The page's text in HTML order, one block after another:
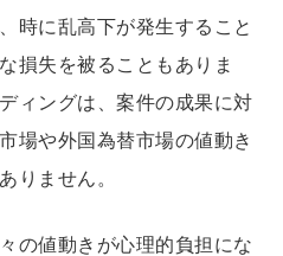
時に乱高下が発生すること
損失を被ることもありま
ィングは、案件の成果に対
場や外国為替市場の値動き
りません。
の値動きが心理的負担にな